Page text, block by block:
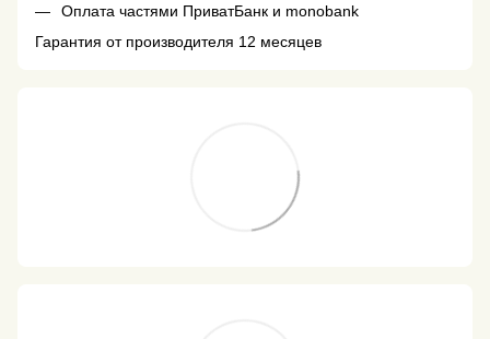
Оплата частями ПриватБанк и monobank
Гарантия от производителя 12 месяцев